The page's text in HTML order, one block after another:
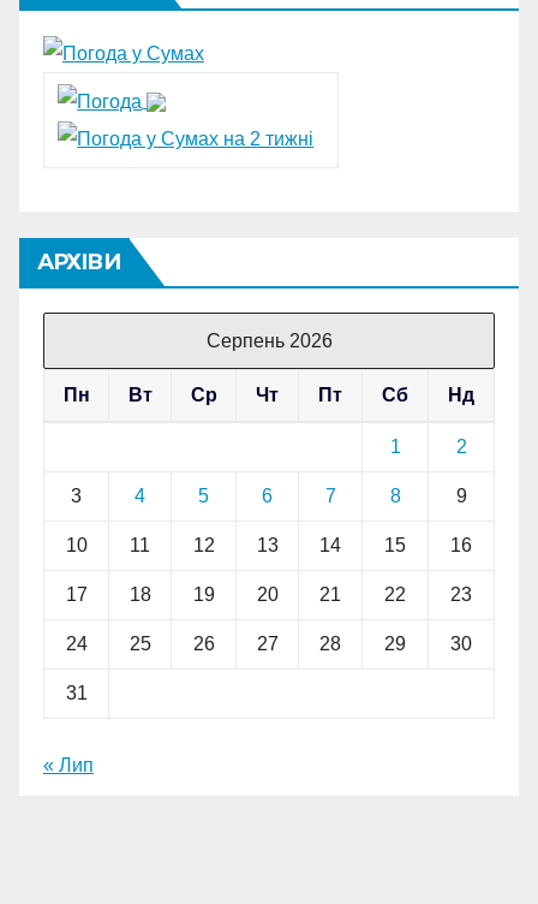
АРХІВИ
Серпень 2026
Пн Вт Ср Чт Пт Сб Нд
1 2
3 4 5 6 7 8 9
10 11 12 13 14 15 16
17 18 19 20 21 22 23
24 25 26 27 28 29 30
31
« Лип